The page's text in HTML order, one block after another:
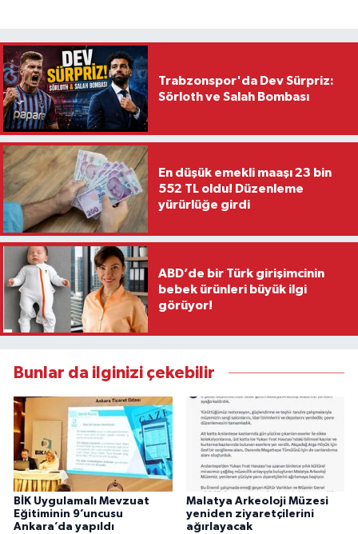
Trabzonspor'da Dev Sürpriz:
Sörloth ve Salah Bombası
En düşük emekli maaşı 23 bin
552 TL oldu! Düzenleme
yürürlüğe girdi
ABD’de bir Türk girişimcinin
bebek ürünleri büyük ilgi
görüyor!
Bunlar da ilginizi çekebilir
BİK Uygulamalı Mevzuat
Eğitiminin 9’uncusu
Ankara’da yapıldı
Malatya Arkeoloji Müzesi
yeniden ziyaretçilerini
ağırlayacak